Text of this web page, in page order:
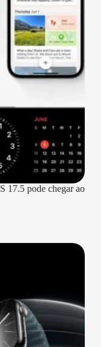
17.5 pode chegar ao